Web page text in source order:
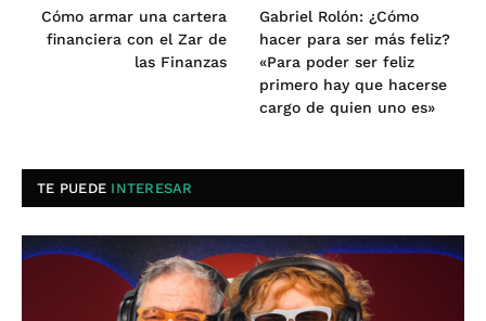
Cómo armar una cartera
financiera con el Zar de
las Finanzas
Gabriel Rolón: ¿Cómo
hacer para ser más feliz?
«Para poder ser feliz
primero hay que hacerse
cargo de quien uno es»
TE PUEDE INTERESAR